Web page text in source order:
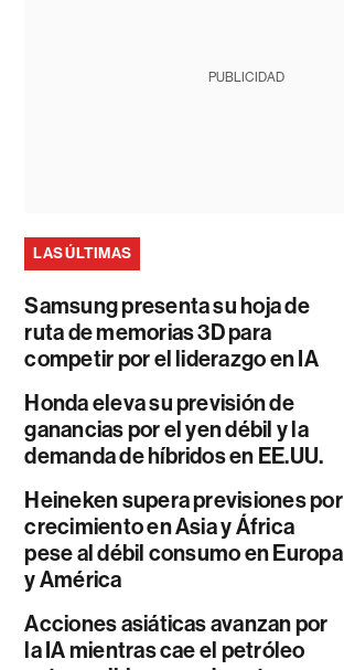
PUBLICIDAD
LAS ÚLTIMAS
Samsung presenta su hoja de
ruta de memorias 3D para
competir por el liderazgo en IA
Honda eleva su previsión de
ganancias por el yen débil y la
demanda de híbridos en EE.UU.
Heineken supera previsiones por
crecimiento en Asia y África
pese al débil consumo en Europa
y América
Acciones asiáticas avanzan por
la IA mientras cae el petróleo